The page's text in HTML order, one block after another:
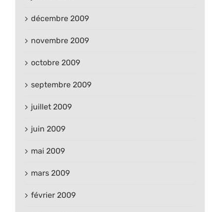
décembre 2009
novembre 2009
octobre 2009
septembre 2009
juillet 2009
juin 2009
mai 2009
mars 2009
février 2009